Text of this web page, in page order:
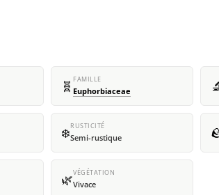
🧬 FAMILLE
Euphorbiaceae 🔬
❄️RUSTICITÉ
Semi-rustique
🌿VÉGÉTATION
Vivace